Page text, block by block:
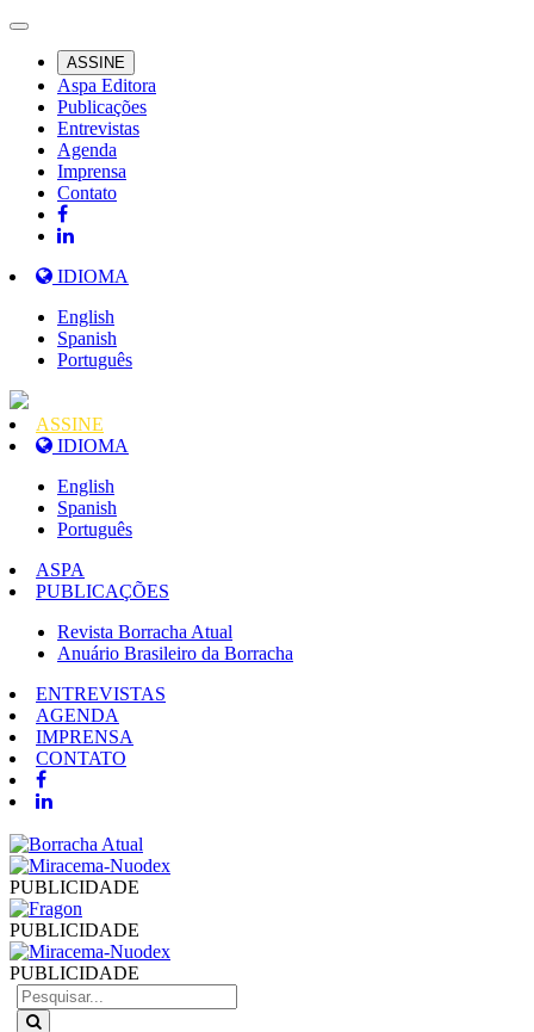
ASSINE
Aspa Editora
Publicações
Entrevistas
Agenda
Imprensa
Contato
IDIOMA
English
Spanish
Português
ASSINE
IDIOMA
English
Spanish
Português
ASPA
PUBLICAÇÕES
Revista Borracha Atual
Anuário Brasileiro da Borracha
ENTREVISTAS
AGENDA
IMPRENSA
CONTATO
PUBLICIDADE
PUBLICIDADE
PUBLICIDADE